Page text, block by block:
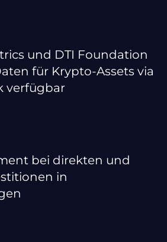
und DTI Foundation
für Krypto-Assets via
verfügbar
bei direkten und
in